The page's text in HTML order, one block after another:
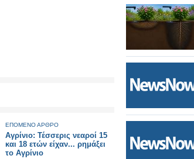
ΕΠΟΜΕΝΟ ΑΡΘΡΟ
Αγρίνιο: Τέσσερις νεαροί 15
και 18 ετών είχαν... ρημάξει
το Αγρίνιο